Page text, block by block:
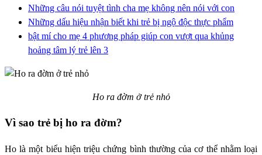
Những câu nói tuyệt tình cha mẹ không nên nói với con
Những dấu hiệu nhận biết khi trẻ bị ngộ độc thực phẩm
bật mí cho mẹ 4 phương pháp giúp con vượt qua khủng
hoảng tâm lý trẻ lên 3
Ho ra đờm ở trẻ nhỏ
Vì sao trẻ bị ho ra đờm?
Ho là một biểu hiện triệu chứng bình thường của cơ thể nhằm loại